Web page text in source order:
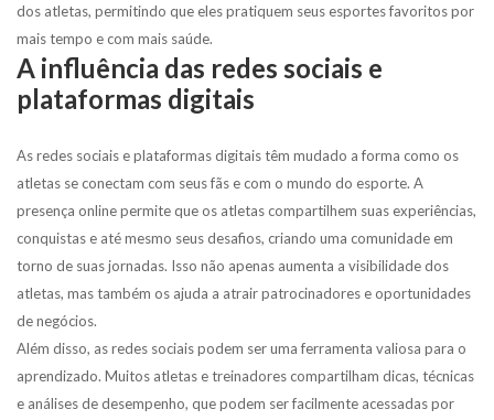
dos atletas, permitindo que eles pratiquem seus esportes favoritos por
mais tempo e com mais saúde.
A influência das redes sociais e
plataformas digitais
As redes sociais e plataformas digitais têm mudado a forma como os
atletas se conectam com seus fãs e com o mundo do esporte. A
presença online permite que os atletas compartilhem suas experiências,
conquistas e até mesmo seus desafios, criando uma comunidade em
torno de suas jornadas. Isso não apenas aumenta a visibilidade dos
atletas, mas também os ajuda a atrair patrocinadores e oportunidades
de negócios.
Além disso, as redes sociais podem ser uma ferramenta valiosa para o
aprendizado. Muitos atletas e treinadores compartilham dicas, técnicas
e análises de desempenho, que podem ser facilmente acessadas por